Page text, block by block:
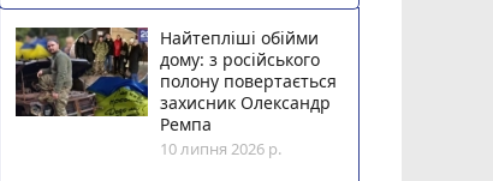
Найтепліші обійми
дому: з російського
полону повертається
захисник Олександр
Ремпа
10 липня 2026 р.